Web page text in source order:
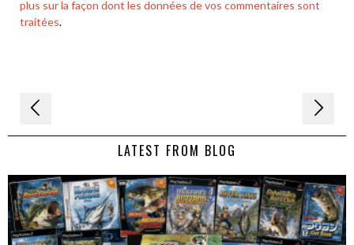
plus sur la façon dont les données de vos commentaires sont
traitées.
Navigation
de LATEST FROM BLOG